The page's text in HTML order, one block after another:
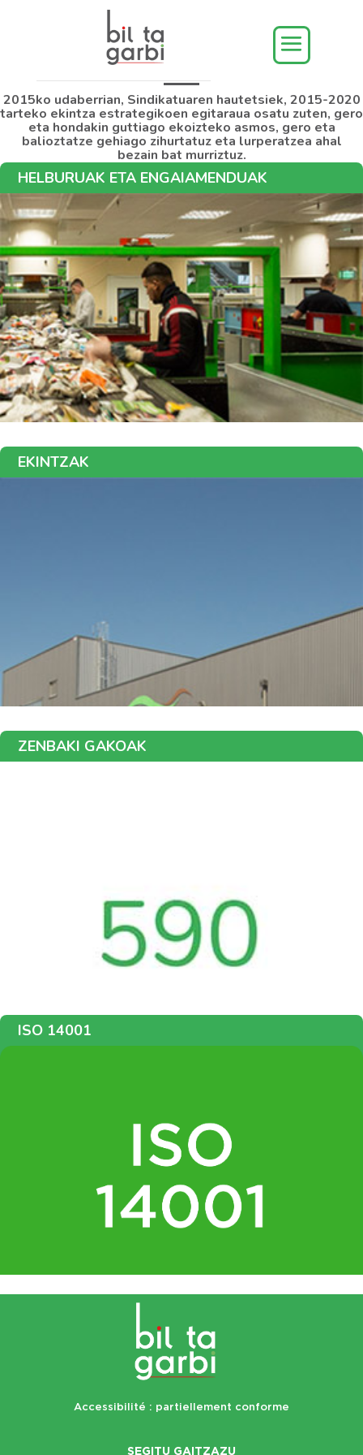
INGURUMEN POLITIKA
2015ko udaberrian, Sindikatuaren hautetsiek, 2015-2020
tarteko ekintza estrategikoen egitaraua osatu zuten, gero
eta hondakin guttiago ekoizteko asmos, gero eta
balioztatze gehiago zihurtatuz eta lurperatzea ahal
bezain bat murriztuz.
HELBURUAK ETA ENGAIAMENDUAK
EKINTZAK
ZENBAKI GAKOAK
ISO 14001
Accessibilité : partiellement conforme
SEGITU GAITZAZU